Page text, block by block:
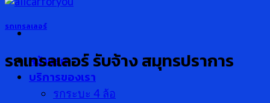
หน้าแรก
บริการของเรา
รกระบะ 4 ล้อ
รถเทรลเลอร์
รถเทรลเลอร์ รับจ้าง สมุทรปราการ